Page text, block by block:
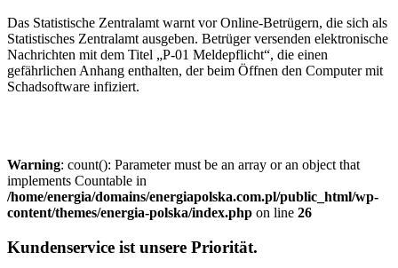
Das Statistische Zentralamt warnt vor Online-Betrügern, die sich als
Statistisches Zentralamt ausgeben. Betrüger versenden elektronische
Nachrichten mit dem Titel „P-01 Meldepflicht“, die einen
gefährlichen Anhang enthalten, der beim Öffnen den Computer mit
Schadsoftware infiziert.
Warning: count(): Parameter must be an array or an object that
implements Countable in
/home/energia/domains/energiapolska.com.pl/public_html/wp-
content/themes/energia-polska/index.php on line 26
Kundenservice ist unsere Priorität.